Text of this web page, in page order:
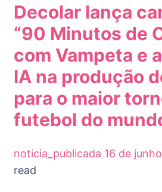
Decolar lança
“90 Minutos de
com Vampeta e
IA na produção
para o maior
futebol do
noticia_publicada 16 de
read